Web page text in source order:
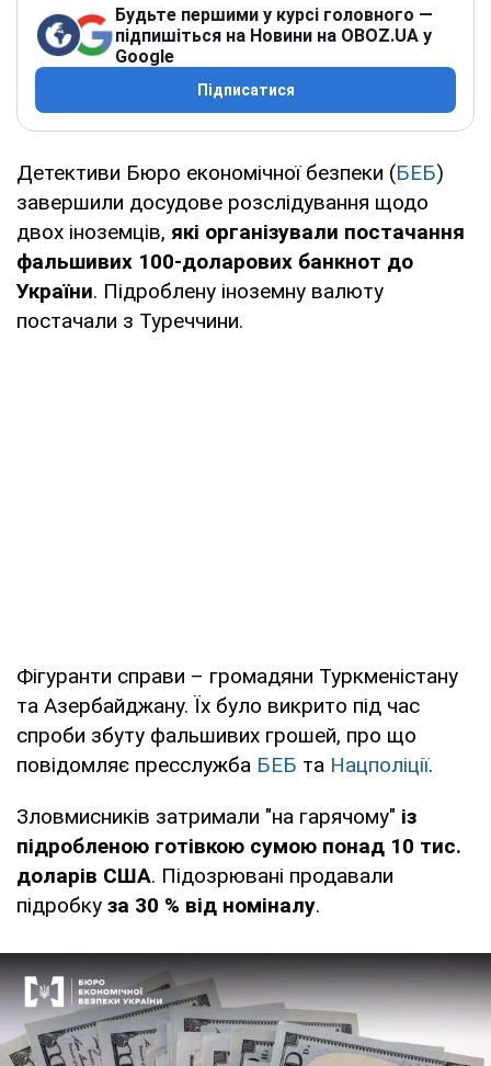
Будьте першими у курсі головного —
підпишіться на Новини на OBOZ.UA у
Google
Підписатися
Детективи Бюро економічної безпеки (БЕБ)
завершили досудове розслідування щодо
двох іноземців, які організували постачання
фальшивих 100-доларових банкнот до
України. Підроблену іноземну валюту
постачали з Туреччини.
Фігуранти справи – громадяни Туркменістану
та Азербайджану. Їх було викрито під час
спроби збуту фальшивих грошей, про що
повідомляє пресслужба БЕБ та Нацполіції.
Зловмисників затримали "на гарячому" із
підробленою готівкою сумою понад 10 тис.
доларів США. Підозрювані продавали
підробку за 30 % від номіналу.